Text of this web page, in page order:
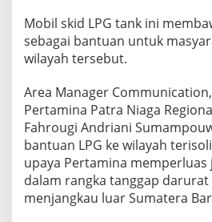
e
l
a
i
I
n
t
e
g
r
a
t
Mobil skid LPG tank ini
sebagai bantuan untuk
wilayah tersebut.
Area Manager
Pertamina Patra Niaga
Fahrougi Andriani
bantuan LPG ke wilayah
upaya Pertamina
dalam rangka tanggap darurat
menjangkau luar Sumatera